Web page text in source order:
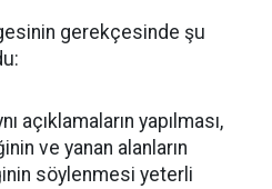
gerekçesinde şu
açıklamaların yapılması,
ve yanan alanların
söylenmesi yeterli